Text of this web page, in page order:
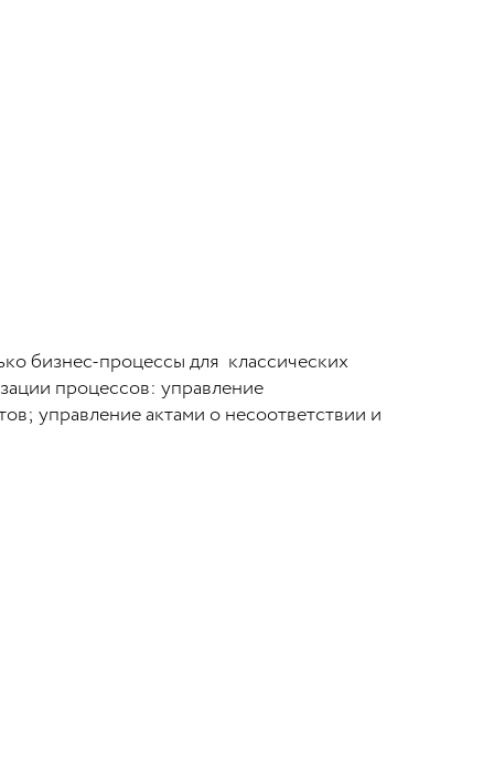
бизнес-процессы для классических
процессов: управление
управление актами о несоответствии и